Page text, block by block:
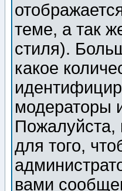
теме, а так
стиля).
какое
модераторы
для того,
вами